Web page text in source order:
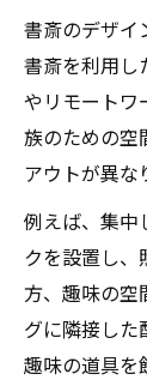
書斎のデザイ
書斎を利用し
やリモートワ
族のための空
アウトが異な
例えば、集中
クを設置し
方、趣味の空
グに隣接した
趣味の道具を